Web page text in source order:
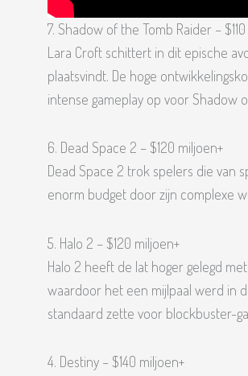
7. Shadow of the Tomb Raider –
Lara Croft schittert in dit epische
plaatsvindt. De hoge
intense gameplay op voor Shadow
6. Dead Space 2 – $120 miljoen+
Dead Space 2 trok spelers die van
enorm budget door zijn complexe
5. Halo 2 – $120 miljoen+
Halo 2 heeft de lat hoger gelegd
waardoor het een mijlpaal werd in
standaard zette voor blockbuster-
4. Destiny – $140 miljoen+